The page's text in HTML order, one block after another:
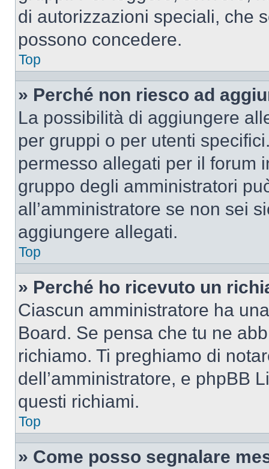
di autorizzazioni speciali, che
possono concedere.
Top
» Perché non riesco ad
La possibilità di aggiungere
per gruppi o per utenti
permesso allegati per il forum
gruppo degli amministratori
all’amministratore se non sei
aggiungere allegati.
Top
» Perché ho ricevuto un
Ciascun amministratore ha
Board. Se pensa che tu ne
richiamo. Ti preghiamo di
dell’amministratore, e phpBB
questi richiami.
Top
» Come posso segnalare